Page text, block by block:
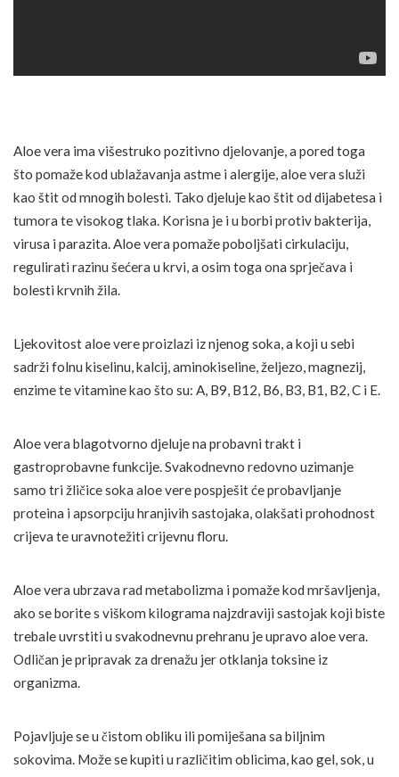
Aloe vera ima višestruko pozitivno djelovanje, a pored toga
što pomaže kod ublažavanja astme i alergije, aloe vera služi
kao štit od mnogih bolesti. Tako djeluje kao štit od dijabetesa i
tumora te visokog tlaka. Korisna je i u borbi protiv bakterija,
virusa i parazita. Aloe vera pomaže poboljšati cirkulaciju,
regulirati razinu šećera u krvi, a osim toga ona sprječava i
bolesti krvnih žila.
Ljekovitost aloe vere proizlazi iz njenog soka, a koji u sebi
sadrži folnu kiselinu, kalcij, aminokiseline, željezo, magnezij,
enzime te vitamine kao što su: A, B9, B12, B6, B3, B1, B2, C i E.
Aloe vera blagotvorno djeluje na probavni trakt i
gastroprobavne funkcije. Svakodnevno redovno uzimanje
samo tri žličice soka aloe vere pospješit će probavljanje
proteina i apsorpciju hranjivih sastojaka, olakšati prohodnost
crijeva te uravnotežiti crijevnu floru.
Aloe vera ubrzava rad metabolizma i pomaže kod mršavljenja,
ako se borite s viškom kilograma najzdraviji sastojak koji biste
trebale uvrstiti u svakodnevnu prehranu je upravo aloe vera.
Odličan je pripravak za drenažu jer otklanja toksine iz
organizma.
Pojavljuje se u čistom obliku ili pomiješana sa biljnim
sokovima. Može se kupiti u različitim oblicima, kao gel, sok, u